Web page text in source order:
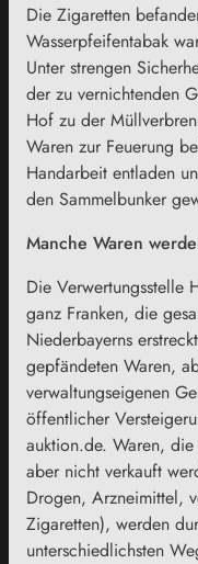
Die Zigaretten
Wasserpfeifentabak
Unter strengen
der zu vernichtenden
Hof zu der
Waren zur Feuerung
Handarbeit entladen
den Sammelbunker
Manche Waren
Die Verwertungsstelle
ganz Franken, die
Niederbayerns
gepfändeten Waren,
verwaltungseigenen
öffentlicher
auktion.de. Waren,
aber nicht verkauft
Drogen, Arzneimittel,
Zigaretten), werden
unterschiedlichsten